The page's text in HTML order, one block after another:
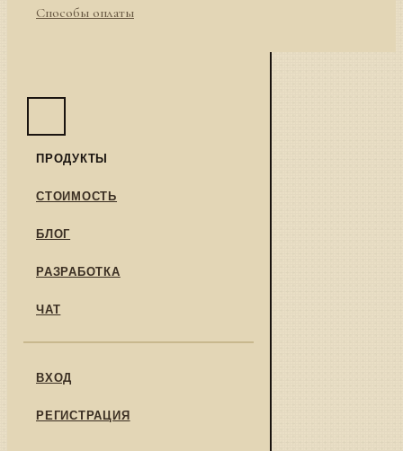
Способы оплаты
ПРОДУКТЫ
СТОИМОСТЬ
БЛОГ
РАЗРАБОТКА
ЧАТ
ВХОД
РЕГИСТРАЦИЯ